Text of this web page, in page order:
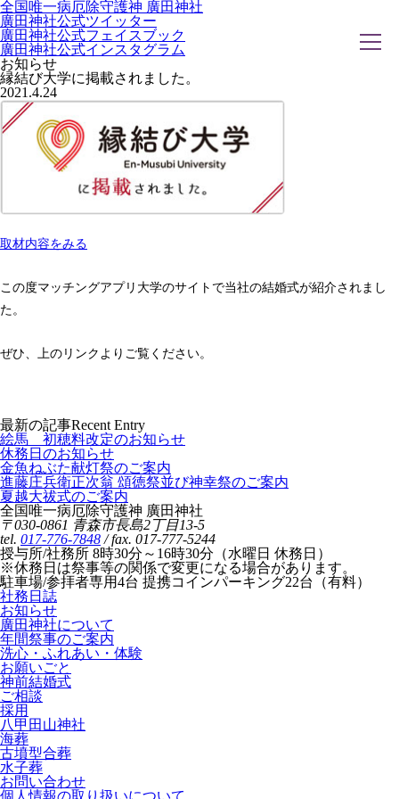
全国唯一病厄除守護神 廣田神社
ホーム
社務日誌
お知らせ
廣田神社について
年間祭事のご案内
洗心・ふれあい・体験
お願いごと
神前結婚式
採用情報
古墳型合葬
廣田神社公式ツイッター
廣田神社公式フェイスブック
廣田神社公式インスタグラム
お知らせ
縁結び大学に掲載されました。
2021.4.24
取材内容をみる
この度マッチングアプリ大学のサイトで当社の結婚式が紹介されまし
た。
ぜひ、上のリンクよりご覧ください。
最新の記事Recent Entry
絵馬 初穂料改定のお知らせ
休務日のお知らせ
金魚ねぶた献灯祭のご案内
進藤庄兵衛正次翁 頌徳祭並び神幸祭のご案内
夏越大祓式のご案内
全国唯一病厄除守護神 廣田神社
〒030-0861 青森市長島2丁目13-5
tel. 017-776-7848 / fax. 017-777-5244
授与所/社務所 8時30分～16時30分（水曜日 休務日）
※休務日は祭事等の関係で変更になる場合があります。
駐車場/参拝者専用4台 提携コインパーキング22台（有料）
社務日誌
お知らせ
廣田神社について
年間祭事のご案内
洗心・ふれあい・体験
お願いごと
神前結婚式
ご相談
採用
八甲田山神社
海葬
古墳型合葬
水子葬
お問い合わせ